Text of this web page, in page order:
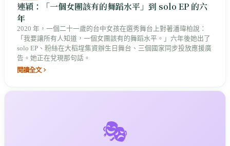
連穎：「一個女團該有的舞蹈水平」到 solo EP 的六
年
2020 年，一個二十一歲的台中女孩在選秀舞台上對著潘瑋柏說：
「我要讓所有人知道，一個女團該有的舞蹈水平。」六年後她出了
solo EP、粉絲在大稻埕集資辦生日舞台、三個國家同步投放應援廣
告。她正在兌現那句話。
閱讀全文
🎭